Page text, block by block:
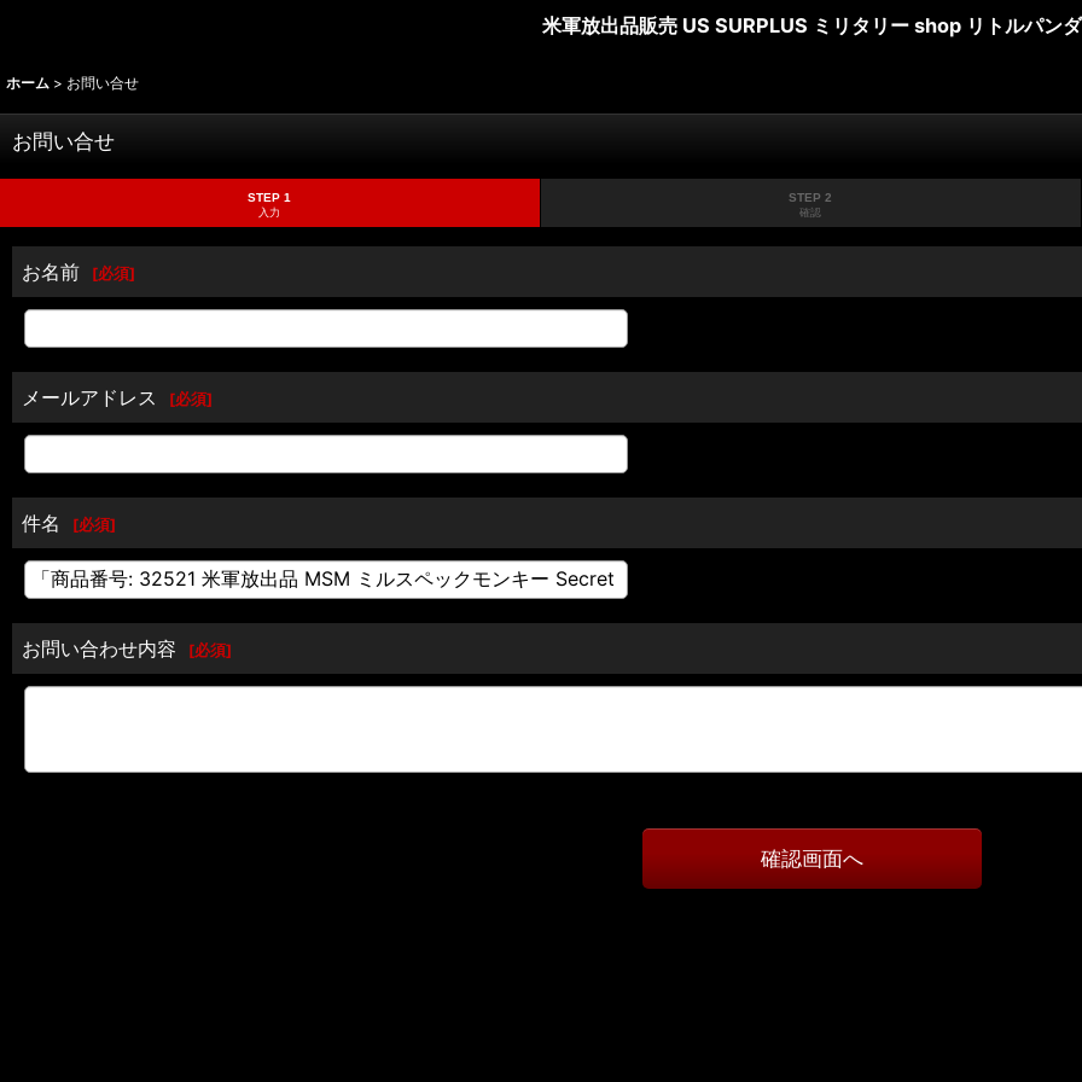
米軍放出品販売 US SURPLUS ミリタリー shop リトルパンダ
ホーム > お問い合せ
お問い合せ
STEP 1
入力
STEP 2
確認
お名前 [必須]
メールアドレス [必須]
件名 [必須]
お問い合わせ内容 [必須]
確認画面へ